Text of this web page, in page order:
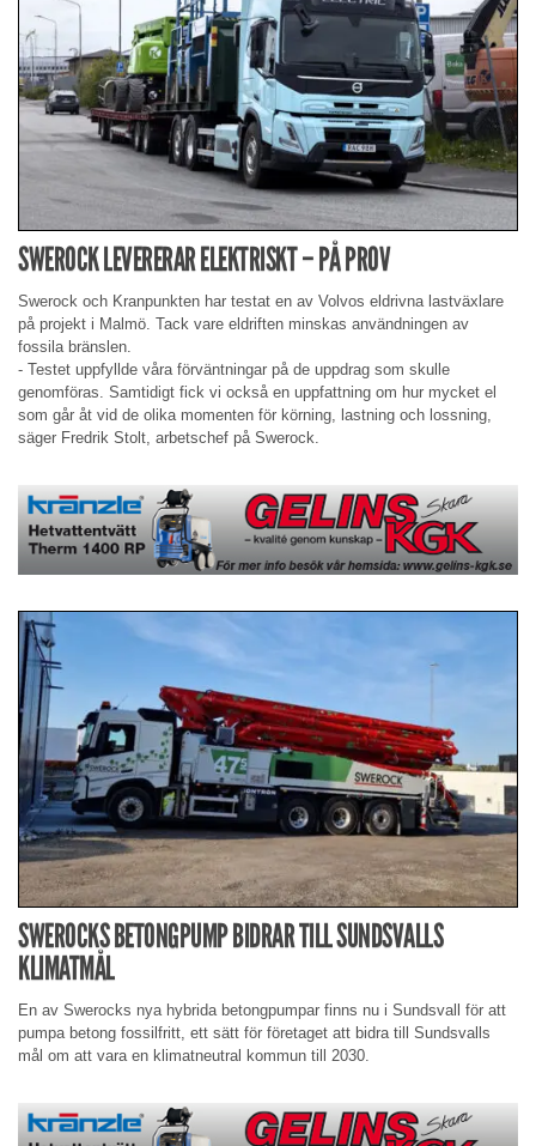
SWEROCK LEVERERAR ELEKTRISKT – PÅ PROV
Swerock och Kranpunkten har testat en av Volvos eldrivna lastväxlare
på projekt i Malmö. Tack vare eldriften minskas användningen av
fossila bränslen.
- Testet uppfyllde våra förväntningar på de uppdrag som skulle
genomföras. Samtidigt fick vi också en uppfattning om hur mycket el
som går åt vid de olika momenten för körning, lastning och lossning,
säger Fredrik Stolt, arbetschef på Swerock.
SWEROCKS BETONGPUMP BIDRAR TILL SUNDSVALLS
KLIMATMÅL
En av Swerocks nya hybrida betongpumpar finns nu i Sundsvall för att
pumpa betong fossilfritt, ett sätt för företaget att bidra till Sundsvalls
mål om att vara en klimatneutral kommun till 2030.